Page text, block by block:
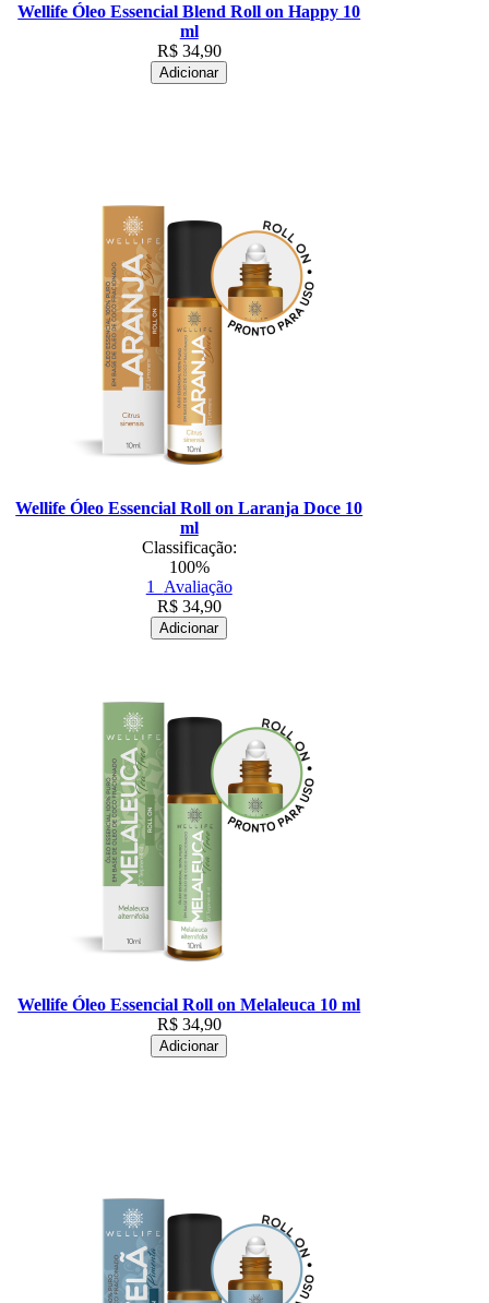
Wellife Óleo Essencial Blend Roll on Happy 10
ml
R$ 34,90
Adicionar
Wellife Óleo Essencial Roll on Laranja Doce 10
ml
Classificação:
100%
1 Avaliação
R$ 34,90
Adicionar
Wellife Óleo Essencial Roll on Melaleuca 10 ml
R$ 34,90
Adicionar